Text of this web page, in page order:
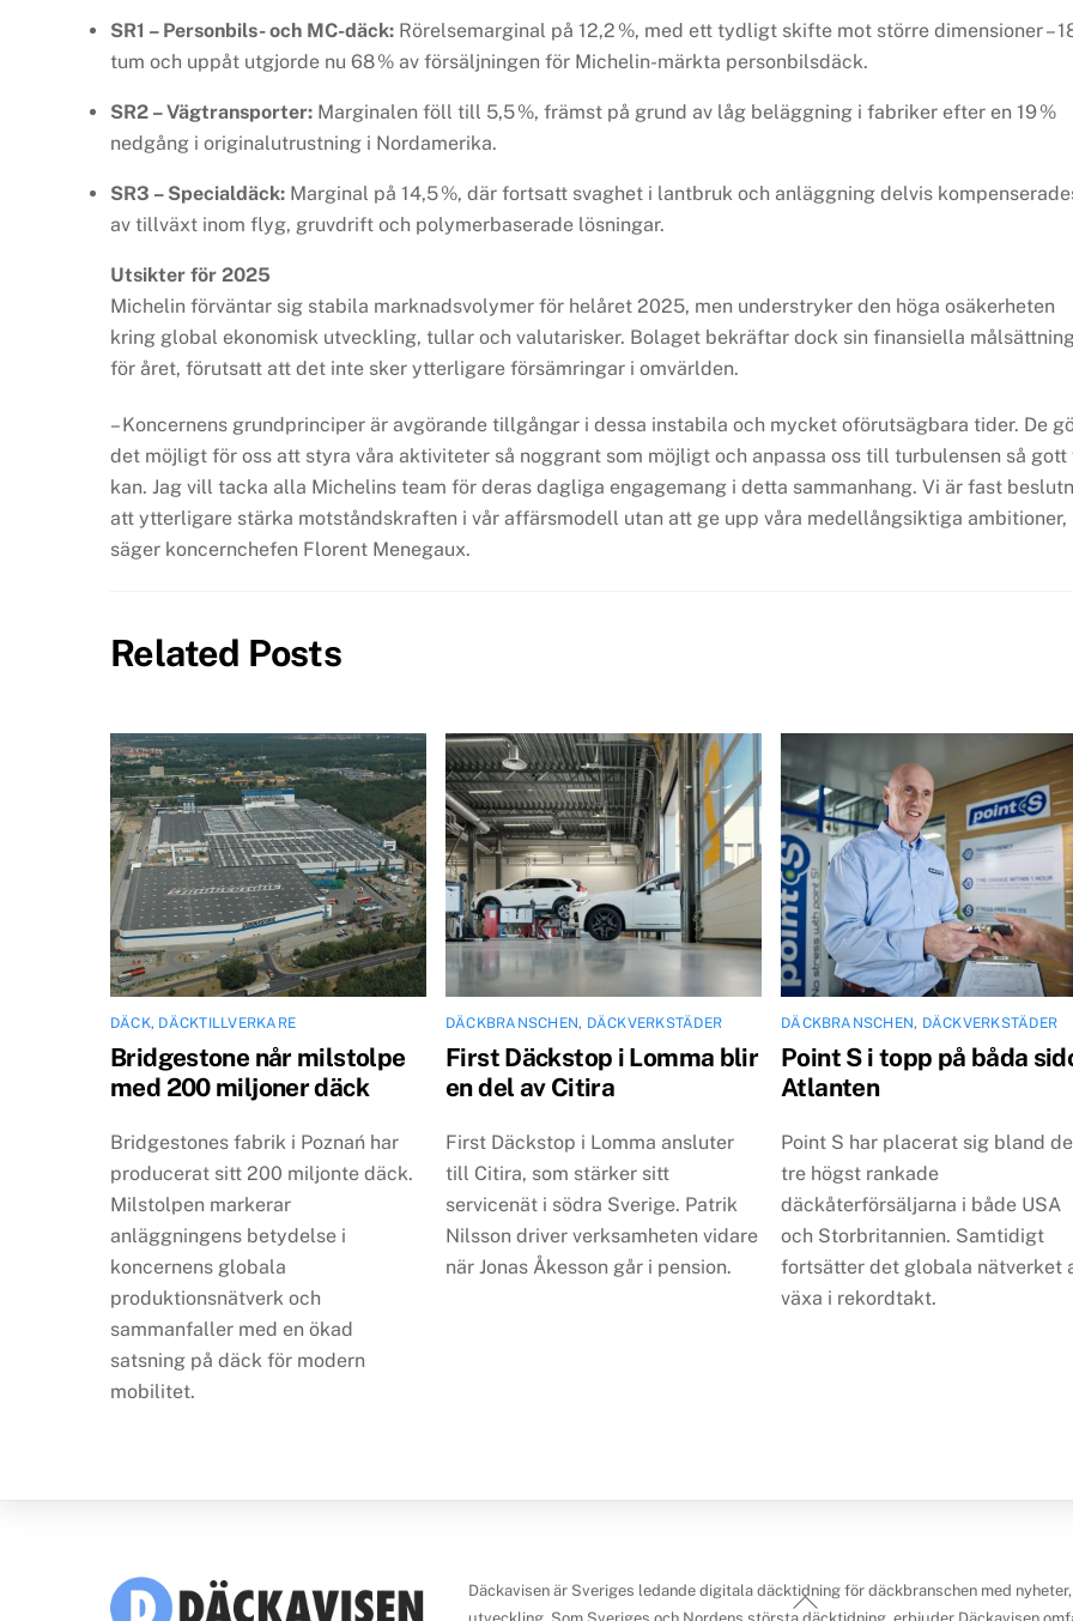
SR1 – Personbils- och MC-däck: Rörelsemarginal på 12,2 %, med ett tydligt skifte mot större dimensioner –
tum och uppåt utgjorde nu 68 % av försäljningen för Michelin-märkta personbilsdäck.
SR2 – Vägtransporter: Marginalen föll till 5,5 %, främst på grund av låg beläggning i fabriker efter en 19 %
nedgång i originalutrustning i Nordamerika.
SR3 – Specialdäck: Marginal på 14,5 %, där fortsatt svaghet i lantbruk och anläggning delvis
av tillväxt inom flyg, gruvdrift och polymerbaserade lösningar.
Utsikter för 2025
Michelin förväntar sig stabila marknadsvolymer för helåret 2025, men understryker den höga osäkerheten
kring global ekonomisk utveckling, tullar och valutarisker. Bolaget bekräftar dock sin finansiella
för året, förutsatt att det inte sker ytterligare försämringar i omvärlden.
– Koncernens grundprinciper är avgörande tillgångar i dessa instabila och mycket oförutsägbara tider. De
det möjligt för oss att styra våra aktiviteter så noggrant som möjligt och anpassa oss till turbulensen så gott
kan. Jag vill tacka alla Michelins team för deras dagliga engagemang i detta sammanhang. Vi är fast
att ytterligare stärka motståndskraften i vår affärsmodell utan att ge upp våra medellångsiktiga ambitioner,
säger koncernchefen Florent Menegaux.
Related Posts
DÄCK, DÄCKTILLVERKARE
Bridgestone når milstolpe
med 200 miljoner däck
Bridgestones fabrik i Poznań har
producerat sitt 200 miljonte däck.
Milstolpen markerar
anläggningens betydelse i
koncernens globala
produktionsnätverk och
sammanfaller med en ökad
satsning på däck för modern
mobilitet.
DÄCKBRANSCHEN, DÄCKVERKSTÄDER
First Däckstop i Lomma blir
en del av Citira
First Däckstop i Lomma ansluter
till Citira, som stärker sitt
servicenät i södra Sverige. Patrik
Nilsson driver verksamheten vidare
när Jonas Åkesson går i pension.
DÄCKBRANSCHEN, DÄCKVERKSTÄDER
Point S i topp på båda
Atlanten
Point S har placerat sig bland de
tre högst rankade
däckåterförsäljarna i både USA
och Storbritannien. Samtidigt
fortsätter det globala nätverket
växa i rekordtakt.
Back
Däckavisen är Sveriges ledande digitala däcktidning för däckbranschen med